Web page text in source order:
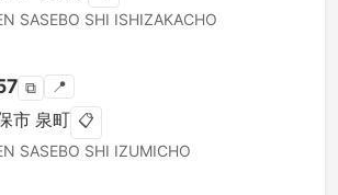
SASEBO SHI ISHIZAKACHO
⧉ 📍
市 泉町 📋
SASEBO SHI IZUMICHO